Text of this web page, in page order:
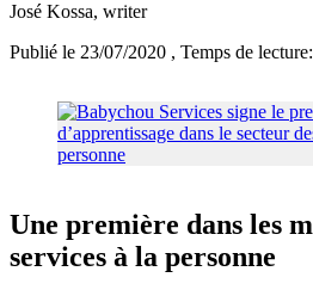
José Kossa, writer
Publié le 23/07/2020 , Temps de
Une première dans les
services à la personne